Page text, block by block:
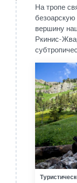
На тропе
вершину
Ркинис-